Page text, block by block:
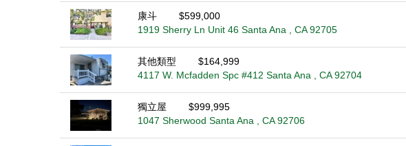
康斗
$599,000
1919 Sherry Ln Unit 46 Santa Ana , CA 92705
其他類型
$164,999
4117 W. Mcfadden Spc #412 Santa Ana , CA 92704
獨立屋
$999,995
1047 Sherwood Santa Ana , CA 92706